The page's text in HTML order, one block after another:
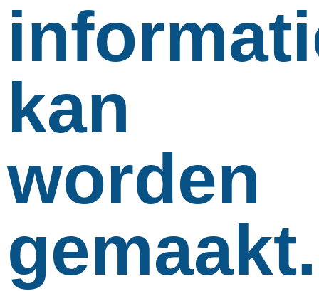
kan
worden
gemaakt.